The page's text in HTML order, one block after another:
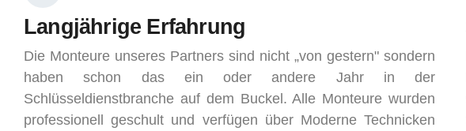
Langjährige Erfahrung
Die Monteure unseres Partners sind nicht „von gestern" sondern
haben schon das ein oder andere Jahr in der
Schlüsseldienstbranche auf dem Buckel. Alle Monteure wurden
professionell geschult und verfügen über Moderne Technicken